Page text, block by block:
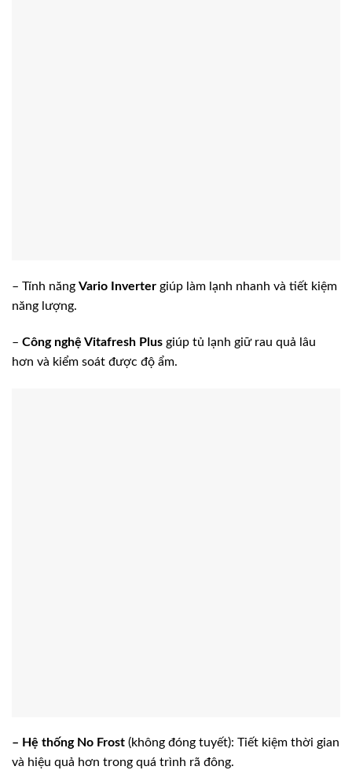
– Tính năng Vario Inverter giúp làm lạnh nhanh và tiết kiệm
năng lượng.
– Công nghệ Vitafresh Plus giúp tủ lạnh giữ rau quả lâu
hơn và kiểm soát được độ ẩm.
– Hệ thống No Frost (không đóng tuyết): Tiết kiệm thời gian
và hiệu quả hơn trong quá trình rã đông.